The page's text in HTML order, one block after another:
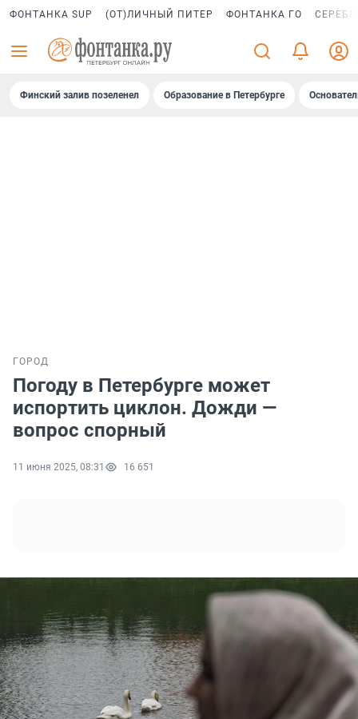
ФОНТАНКА SUP (ОТ)ЛИЧНЫЙ ПИТЕР ФОНТАНКА ГО
Финский залив позеленел Образование в Петербурге
ГОРОД
Погоду в Петербурге может
испортить циклон. Дожди —
вопрос спорный
11 июня 2025, 08:31 16 651